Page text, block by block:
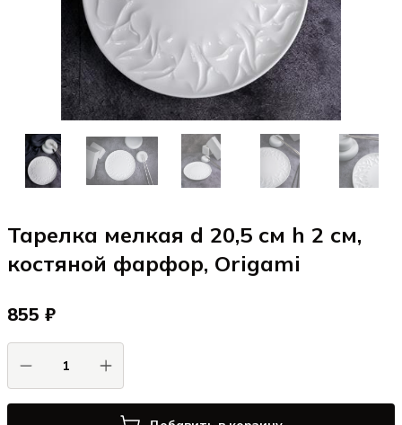
Тарелка мелкая d 20,5 см h 2 см,
костяной фарфор, Origami
855 ₽